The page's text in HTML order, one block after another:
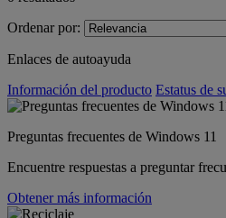
Ordenar por:
Enlaces de autoayuda
Información del producto Estatus de
Preguntas frecuentes de Windows 11
Encuentre respuestas a preguntar
Obtener más información